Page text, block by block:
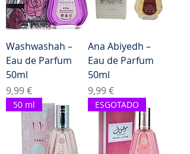
Washwashah –
Eau de Parfum
50ml
Preço
9,99 €
Ana Abiyedh –
Eau de Parfum
50ml
Preço
9,99 €
50 ml ESGOTADO